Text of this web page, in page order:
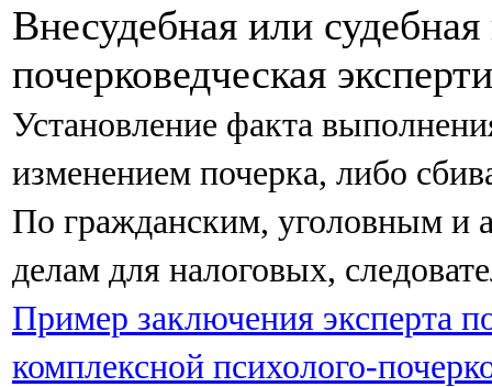
Внесудебная или
почерковедческая
Установление факта
изменением почерка, либо
По гражданским, уголовным и
делам для налоговых,
Пример заключения эксперта
комплексной психолого-